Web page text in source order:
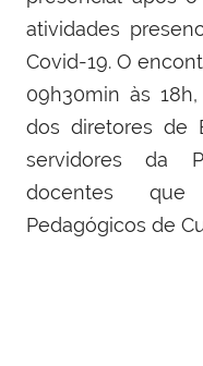
atividades
Covid-19. O
09h30min às
dos diretores de
servidores da
docentes que
Pedagógicos de